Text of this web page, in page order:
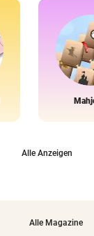
Alle Anzeigen
Alle Magazine